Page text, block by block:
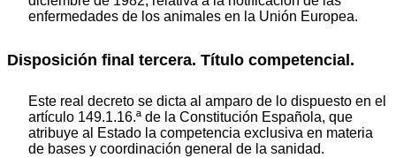
enfermedades de los animales en la Unión Europea.
Disposición final tercera. Título competencial.
Este real decreto se dicta al amparo de lo dispuesto en el
artículo 149.1.16.ª de la Constitución Española, que
atribuye al Estado la competencia exclusiva en materia
de bases y coordinación general de la sanidad.